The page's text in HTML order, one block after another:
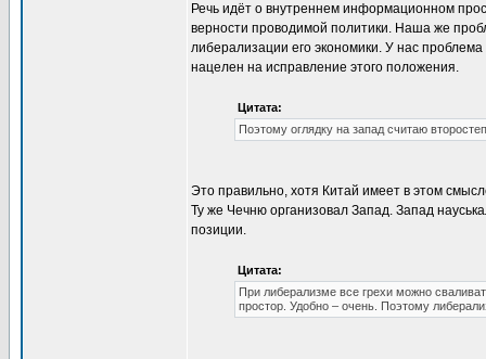
Речь идёт о внутреннем информационном
верности проводимой политики. Наша же
либерализации его экономики. У нас
нацелен на исправление этого положения.
Цитата:
Поэтому оглядку на запад считаю
Это правильно, хотя Китай имеет в этом
Ту же Чечню организовал Запад. Запад
позиции.
Цитата:
При либерализме все грехи можно
простор. Удобно – очень. Поэтому